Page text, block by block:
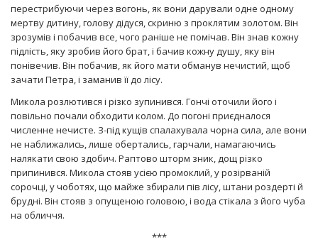
перестрибуючи через вогонь, як вони дарували одне одному
мертву дитину, голову дідуся, скриню з проклятим золотом. Він
зрозумів і побачив все, чого раніше не помічав. Він знав кожну
підлість, яку зробив його брат, і бачив кожну душу, яку він
понівечив. Він побачив, як його мати обманув нечистий, щоб
зачати Петра, і заманив її до лісу.
Микола розлютився і різко зупинився. Гончі оточили його і
повільно почали обходити колом. До погоні приєдналося
численне нечисте. З-під кущів спалахувала чорна сила, але вони
не наближались, лише обертались, гарчали, намагаючись
налякати свою здобич. Раптово шторм зник, дощ різко
припинився. Микола стояв усією промоклий, у розірваній
сорочці, у чоботях, що майже збирали пів лісу, штани роздерті й
брудні. Він стояв з опущеною головою, і вода стікала з його чуба
на обличчя.
***